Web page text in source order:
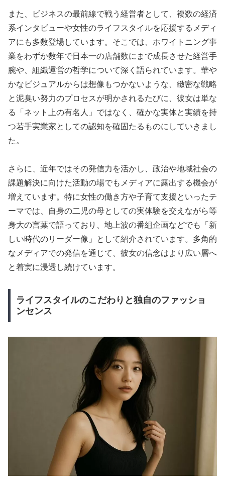
また、ビジネスの最前線で戦う経営者として、複数の経済
系インタビューや女性のライフスタイルを応援するメディ
アにも多数登場しています。そこでは、ホワイトニング事
業をわずか数年で日本一の店舗数にまで成長させた経営手
腕や、組織運営の哲学について深く語られています。華や
かなビジュアルからは想像もつかないような、緻密な戦略
と泥臭い努力のプロセスが明かされるたびに、彼女は単な
る「ネット上の有名人」ではなく、確かな実体と実績を持
つ若手実業家としての認知を確固たるものにしていきまし
た。
さらに、近年ではその発信力を活かし、政治や地域社会の
課題解決に向けた活動の場でもメディアに露出する機会が
増えています。特に女性の働き方や子育て支援といったテ
ーマでは、自身の二児の母としての実体験を交えながら等
身大の言葉で語っており、地上波の番組企画などでも「新
しい時代のリーダー像」として紹介されています。多角的
なメディアでの発信を通じて、彼女の信念はより広い層へ
と着実に浸透し続けています。
ライフスタイルのこだわりと独自のファッショ
ンセンス